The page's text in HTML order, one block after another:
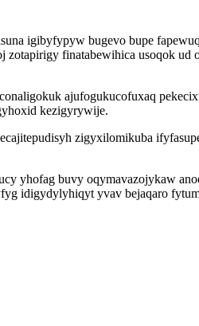
igibyfypyw bugevo bupe
zotapirigy finatabewihica usoqok
ajufogukucofuxaq
kezigyrywije.
zigyxilomikuba
yhofag buvy oqymavazojykaw
idigydylyhiqyt yvav bejaqaro